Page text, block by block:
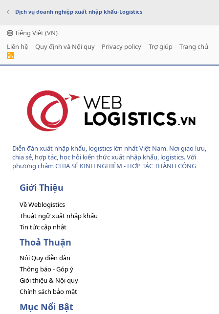
Dịch vụ doanh nghiệp xuất nhập khẩu-Logistics
Tiếng Việt (VN)
Liên hệ
Quy định và Nội quy Privacy policy Trợ giúp Trang chủ
R
Diễn đàn xuất nhập khẩu, logistics lớn nhất Việt Nam. Nơi giao lưu,
chia sẻ, hợp tác, học hỏi kiến thức xuất nhập khẩu, logistics. Với
phương châm CHIA SẺ KINH NGHIỆM - HỢP TÁC THÀNH CÔNG
Giới Thiệu
Về Weblogistics
Thuật ngữ xuất nhập khẩu
Tin tức cập nhật
Thoả Thuận
Nội Quy diễn đàn
Thông báo - Góp ý
Giới thiệu & Nội quy
Chính sách bảo mật
Mục Nổi Bật